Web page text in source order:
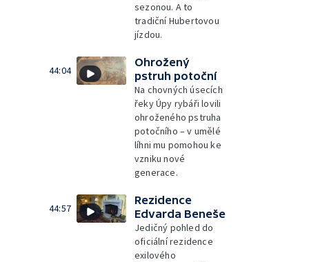
sezonou. A to
tradiční Hubertovou
jízdou.
44:04
Ohrožený
pstruh potoční
Na chovných úsecích
řeky Úpy rybáři lovili
ohroženého pstruha
potočního – v umělé
líhni mu pomohou ke
vzniku nové
generace.
44:57
Rezidence
Edvarda Beneše
Jedičný pohled do
oficiální rezidence
exilového